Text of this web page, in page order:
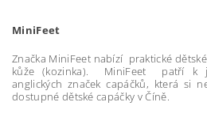
MiniFeet
Značka MiniFeet nabízí praktické
kůže (kozinka). MiniFeet patří k
anglických značek capáčků, která si
dostupné dětské capáčky v Číně.